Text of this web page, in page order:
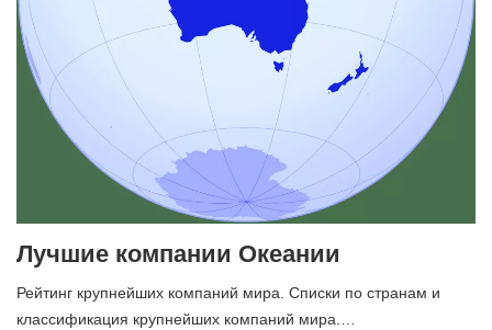
Лучшие компании Океании
Рейтинг крупнейших компаний мира. Списки по странам и
классификация крупнейших компаний мира.…